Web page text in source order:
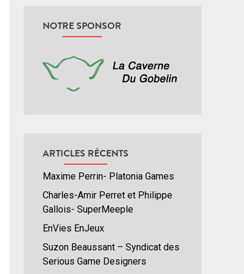
NOTRE SPONSOR
ARTICLES RÉCENTS
Maxime Perrin- Platonia Games
Charles-Amir Perret et Philippe
Gallois- SuperMeeple
EnVies EnJeux
Suzon Beaussant – Syndicat des
Serious Game Designers